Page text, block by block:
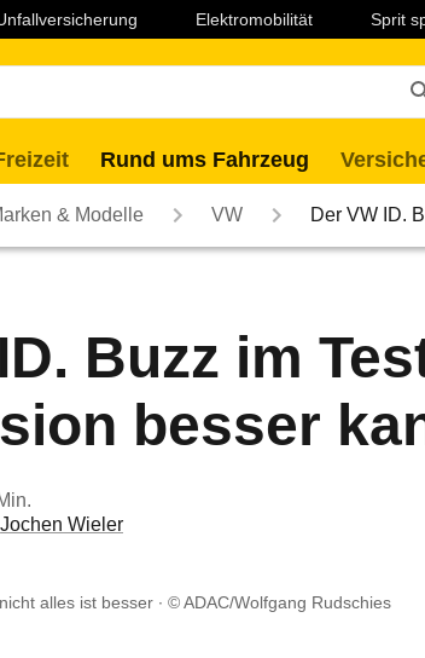
Elektromobilität Sprit
Rund ums Fahrzeug
& Modelle VW Der VW ID.
Buzz im
besser
Jochen Wieler
alles ist besser © ADAC/Wolfgang Rudschies